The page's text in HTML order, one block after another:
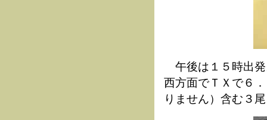
午後は１５時出発
西方面でＴＸで６
りません）含む３